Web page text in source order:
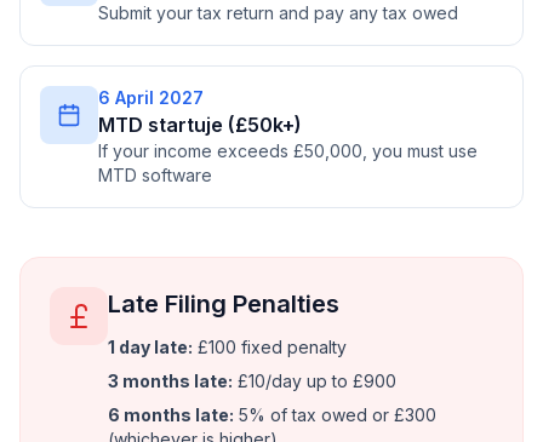
Submit your tax return and pay any tax owed
6 April 2027
MTD startuje (£50k+)
If your income exceeds £50,000, you must use
MTD software
Late Filing Penalties
1 day late: £100 fixed penalty
3 months late: £10/day up to £900
6 months late: 5% of tax owed or £300